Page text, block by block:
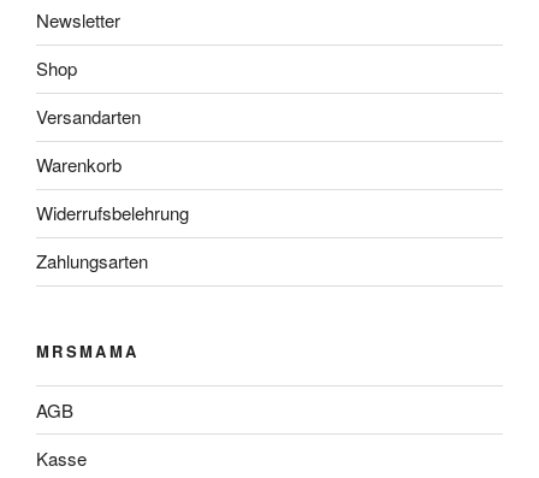
Newsletter
Shop
Versandarten
Warenkorb
Widerrufsbelehrung
Zahlungsarten
MRSMAMA
AGB
Kasse